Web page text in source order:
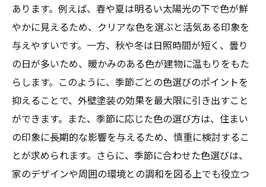
成功例から学ぶ色選びの秘訣
失敗例に見る避けるべき色選び
実例で学ぶ色の効果
経験者の声を活かす色選び
色選びにおける失敗を防ぐ方法
劇的ビフォーアフターを実現する外壁塗装の色
選び
あります。例えば、春や夏は明るい太陽光の下で色が鮮
やかに見えるため、クリアな色を選ぶと活気ある印象を
与えやすいです。一方、秋や冬は日照時間が短く、曇り
の日が多いため、暖かみのある色が建物に温もりをもた
らします。このように、季節ごとの色選びのポイントを
抑えることで、外壁塗装の効果を最大限に引き出すこと
ができます。また、季節に応じた色の選び方は、住まい
の印象に長期的な影響を与えるため、慎重に検討するこ
とが求められます。さらに、季節に合わせた色選びは、
家のデザインや周囲の環境との調和を図る上でも役立つ